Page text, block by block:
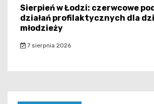
Sierpień w Łodzi: czerwcowe
działań profilaktycznych dla
młodzieży
7 sierpnia 2026